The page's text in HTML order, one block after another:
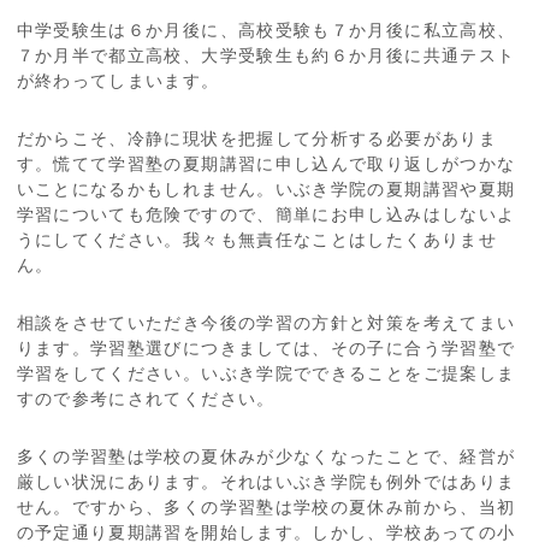
中学受験生は６か月後に、高校受験も７か月後に私立高校、
７か月半で都立高校、大学受験生も約６か月後に共通テスト
が終わってしまいます。
だからこそ、冷静に現状を把握して分析する必要がありま
す。慌てて学習塾の夏期講習に申し込んで取り返しがつかな
いことになるかもしれません。いぶき学院の夏期講習や夏期
学習についても危険ですので、簡単にお申し込みはしないよ
うにしてください。我々も無責任なことはしたくありませ
ん。
相談をさせていただき今後の学習の方針と対策を考えてまい
ります。学習塾選びにつきましては、その子に合う学習塾で
学習をしてください。いぶき学院でできることをご提案しま
すので参考にされてください。
多くの学習塾は学校の夏休みが少なくなったことで、経営が
厳しい状況にあります。それはいぶき学院も例外ではありま
せん。ですから、多くの学習塾は学校の夏休み前から、当初
の予定通り夏期講習を開始します。しかし、学校あっての小